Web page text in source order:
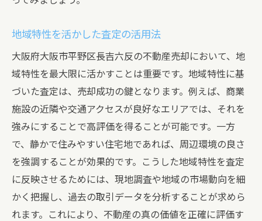
地域特性を活かした査定の活用法
大阪府大阪市平野区長吉六反の不動産売却において、地
域特性を最大限に活かすことは重要です。地域特性に基
づいた査定は、売却成功の鍵となります。例えば、商業
施設の近隣や交通アクセスが良好なエリアでは、それを
強みにすることで高評価を得ることが可能です。一方
で、静かで住みやすい住宅地であれば、周辺環境の良さ
を強調することが効果的です。こうした地域特性を査定
に反映させるためには、現地調査や地域の市場動向を細
かく把握し、過去の取引データを分析することが求めら
れます。これにより、不動産の真の価値を正確に評価す